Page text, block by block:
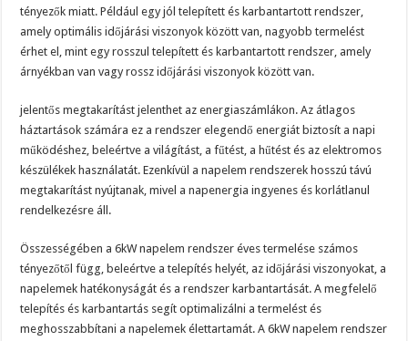
tényezők miatt. Például egy jól telepített és karbantartott rendszer,
amely optimális időjárási viszonyok között van, nagyobb termelést
érhet el, mint egy rosszul telepített és karbantartott rendszer, amely
árnyékban van vagy rossz időjárási viszonyok között van.
jelentős megtakarítást jelenthet az energiaszámlákon. Az átlagos
háztartások számára ez a rendszer elegendő energiát biztosít a napi
működéshez, beleértve a világítást, a fűtést, a hűtést és az elektromos
készülékek használatát. Ezenkívül a napelem rendszerek hosszú távú
megtakarítást nyújtanak, mivel a napenergia ingyenes és korlátlanul
rendelkezésre áll.
Összességében a 6kW napelem rendszer éves termelése számos
tényezőtől függ, beleértve a telepítés helyét, az időjárási viszonyokat, a
napelemek hatékonyságát és a rendszer karbantartását. A megfelelő
telepítés és karbantartás segít optimalizálni a termelést és
meghosszabbítani a napelemek élettartamát. A 6kW napelem rendszer